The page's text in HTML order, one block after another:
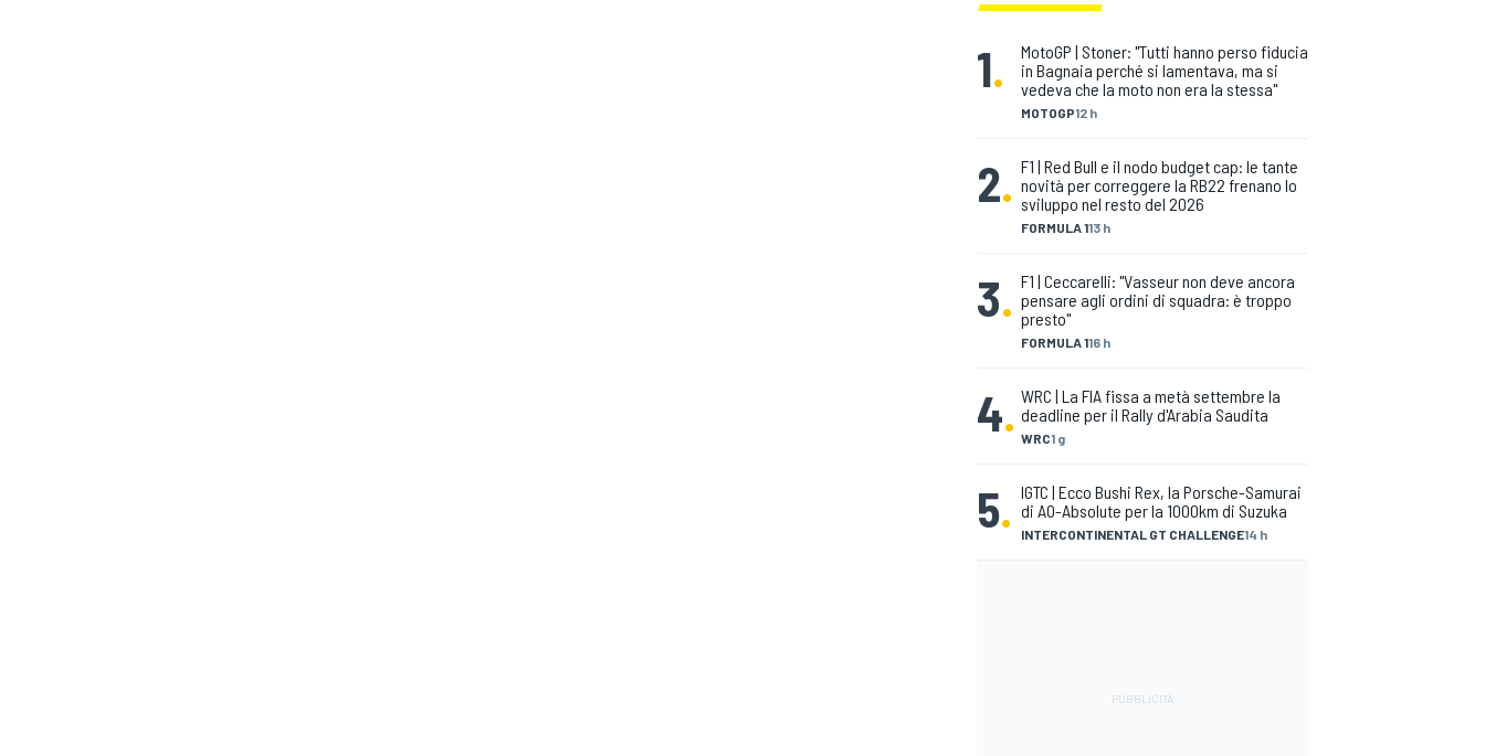
1.
MOTOGP12 h
MotoGP | Stoner: "Tutti hanno perso fiducia
in Bagnaia perché si lamentava, ma si
vedeva che la moto non era la stessa"
2.
FORMULA 113 h
F1 | Red Bull e il nodo budget cap: le tante
novità per correggere la RB22 frenano lo
sviluppo nel resto del 2026
3.
FORMULA 116 h
F1 | Ceccarelli: "Vasseur non deve ancora
pensare agli ordini di squadra: è troppo
presto"
4. WRC1 g
WRC | La FIA fissa a metà settembre la
deadline per il Rally d'Arabia Saudita
5. INTERCONTINENTAL GT CHALLENGE14 h
IGTC | Ecco Bushi Rex, la Porsche-Samurai
di AO-Absolute per la 1000km di Suzuka